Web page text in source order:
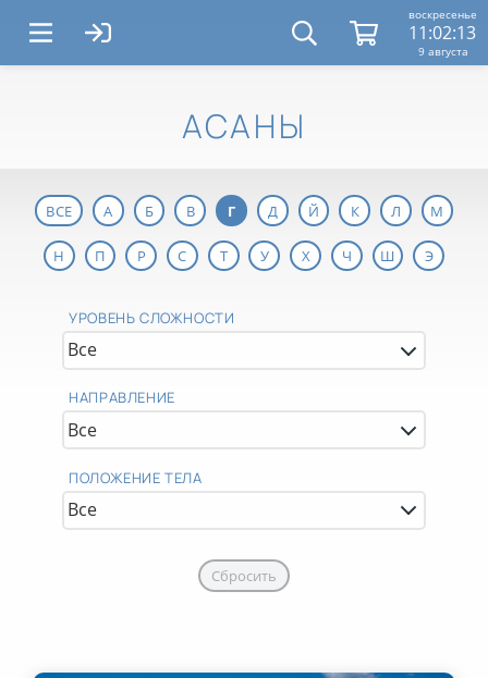
воскресенье
11:02:14
9 августа
АСАНЫ
ВСЕ А Б В Г Д Й К Л М
Н П Р С Т У Х Ч Ш Э
УРОВЕНЬ СЛОЖНОСТИ
НАПРАВЛЕНИЕ
ПОЛОЖЕНИЕ ТЕЛА
Сбросить